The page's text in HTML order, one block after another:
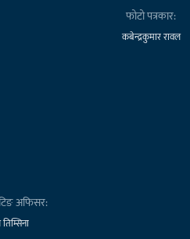
फोटो पत्रकार:
कबेन्द्रकुमार रावल
अफिसर: